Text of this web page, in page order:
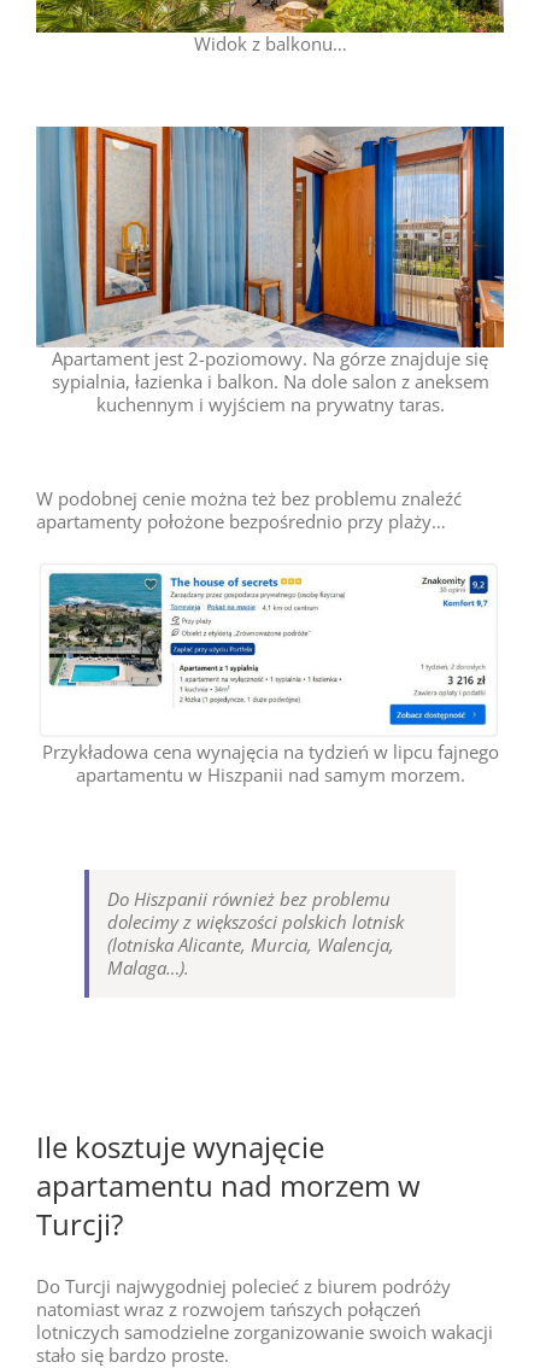
Widok z balkonu…
Apartament jest 2-poziomowy. Na górze znajduje się
sypialnia, łazienka i balkon. Na dole salon z aneksem
kuchennym i wyjściem na prywatny taras.
W podobnej cenie można też bez problemu znaleźć
apartamenty położone bezpośrednio przy plaży…
Przykładowa cena wynajęcia na tydzień w lipcu fajnego
apartamentu w Hiszpanii nad samym morzem.
Do Hiszpanii również bez problemu
dolecimy z większości polskich lotnisk
(lotniska Alicante, Murcia, Walencja,
Malaga…).
Ile kosztuje wynajęcie
apartamentu nad morzem w
Turcji?
Do Turcji najwygodniej polecieć z biurem podróży
natomiast wraz z rozwojem tańszych połączeń
lotniczych samodzielne zorganizowanie swoich wakacji
stało się bardzo proste.